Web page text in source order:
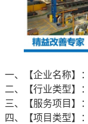
一、【企业名称】
二、【行业类型】
三、【服务项目】
四、【项目类型】